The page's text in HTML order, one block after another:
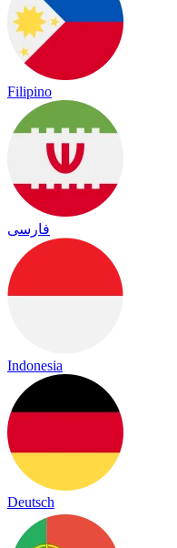
Filipino
فارسی
Indonesia
Deutsch